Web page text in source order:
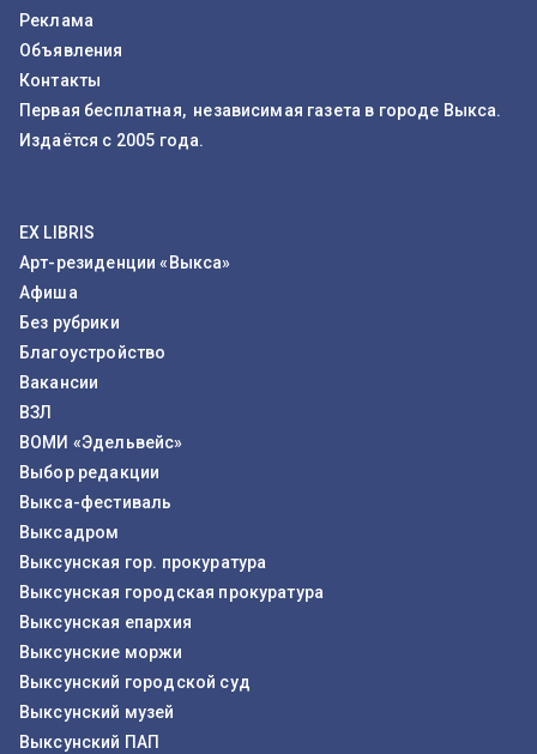
Реклама
Объявления
Контакты
Первая бесплатная, независимая газета в городе Выкса.
Издаётся с 2005 года.
EX LIBRIS
Арт-резиденции «Выкса»
Афиша
Без рубрики
Благоустройство
Вакансии
ВЗЛ
ВОМИ «Эдельвейс»
Выбор редакции
Выкса-фестиваль
Выксадром
Выксунская гор. прокуратура
Выксунская городская прокуратура
Выксунская епархия
Выксунские моржи
Выксунский городской суд
Выксунский музей
Выксунский ПАП